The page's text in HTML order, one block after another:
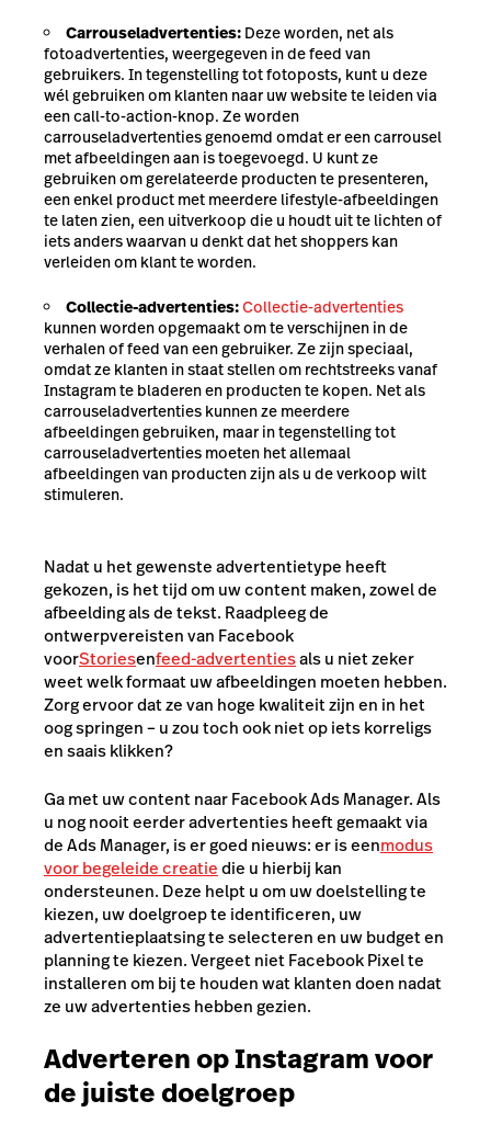
Carrouseladvertenties: Deze worden, net als
fotoadvertenties, weergegeven in de feed van
gebruikers. In tegenstelling tot fotoposts, kunt u deze
wél gebruiken om klanten naar uw website te leiden via
een call-to-action-knop. Ze worden
carrouseladvertenties genoemd omdat er een carrousel
met afbeeldingen aan is toegevoegd. U kunt ze
gebruiken om gerelateerde producten te presenteren,
een enkel product met meerdere lifestyle-afbeeldingen
te laten zien, een uitverkoop die u houdt uit te lichten of
iets anders waarvan u denkt dat het shoppers kan
verleiden om klant te worden.
Collectie-advertenties:Collectie-advertenties
kunnen worden opgemaakt om te verschijnen in de
verhalen of feed van een gebruiker. Ze zijn speciaal,
omdat ze klanten in staat stellen om rechtstreeks vanaf
Instagram te bladeren en producten te kopen. Net als
carrouseladvertenties kunnen ze meerdere
afbeeldingen gebruiken, maar in tegenstelling tot
carrouseladvertenties moeten het allemaal
afbeeldingen van producten zijn als u de verkoop wilt
stimuleren.
Nadat u het gewenste advertentietype heeft
gekozen, is het tijd om uw content maken, zowel de
afbeelding als de tekst. Raadpleeg de
ontwerpvereisten van Facebook
voorStoriesenfeed-advertentiesals u niet zeker
weet welk formaat uw afbeeldingen moeten hebben.
Zorg ervoor dat ze van hoge kwaliteit zijn en in het
oog springen – u zou toch ook niet op iets korreligs
en saais klikken?
Ga met uw content naar Facebook Ads Manager. Als
u nog nooit eerder advertenties heeft gemaakt via
de Ads Manager, is er goed nieuws: er is eenmodus
voor begeleide creatiedie u hierbij kan
ondersteunen. Deze helpt u om uw doelstelling te
kiezen, uw doelgroep te identificeren, uw
advertentieplaatsing te selecteren en uw budget en
planning te kiezen. Vergeet niet Facebook Pixel te
installeren om bij te houden wat klanten doen nadat
ze uw advertenties hebben gezien.
Adverteren op Instagram voor
de juiste doelgroep